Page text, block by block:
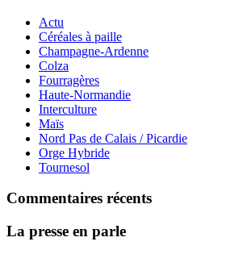
Actu
Céréales à paille
Champagne-Ardenne
Colza
Fourragères
Haute-Normandie
Interculture
Maïs
Nord Pas de Calais / Picardie
Orge Hybride
Tournesol
Commentaires récents
La presse en parle